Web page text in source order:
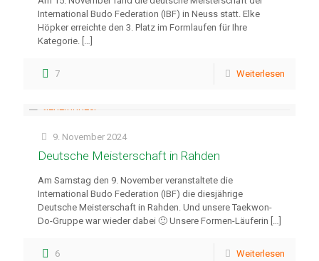
International Budo Federation (IBF) in Neuss statt. Elke
Höpker erreichte den 3. Platz im Formlaufen für Ihre
Kategorie. […]
7 Weiterlesen
9. November 2024
Deutsche Meisterschaft in Rahden
Am Samstag den 9. November veranstaltete die
International Budo Federation (IBF) die diesjährige
Deutsche Meisterschaft in Rahden. Und unsere Taekwon-
Do-Gruppe war wieder dabei 🙂 Unsere Formen-Läuferin […]
6 Weiterlesen